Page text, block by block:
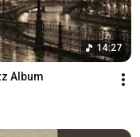
14:27
Album